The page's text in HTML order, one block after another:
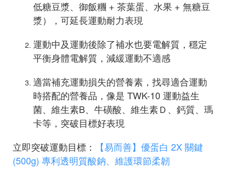
低糖豆漿、御飯糰 + 茶葉蛋、水果 + 無糖豆
漿），可延長運動耐力表現
運動中及運動後除了補水也要電解質，穩定
平衡身體電解質，減緩運動不適感
適當補充運動損失的營養素，找尋適合運動
時搭配的營養品，像是 TWK-10 運動益生
菌、維生素B、牛磺酸、維生素Ｄ、鈣質、瑪
卡等，突破目標好表現
立即突破運動目標：
【易而善】優蛋白 2X 關鍵
(500g) 專利透明質酸鈉、維護環節柔韌